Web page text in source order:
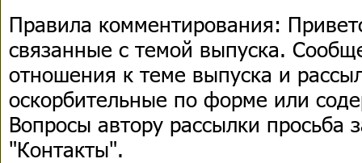
Правила комментирования:
связанные с темой выпуска.
отношения к теме выпуска и
оскорбительные по форме или
Вопросы автору рассылки просьба
"Контакты".